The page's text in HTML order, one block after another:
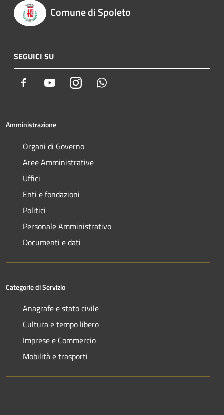
Comune di Spoleto
SEGUICI SU
Facebook YoutubeInstagram
Amministrazione
Organi di Governo
Aree Amministrative
Uffici
Enti e fondazioni
Politici
Personale Amministrativo
Documenti e dati
Categorie di Servizio
Anagrafe e stato civile
Cultura e tempo libero
Imprese e Commercio
Mobilità e trasporti